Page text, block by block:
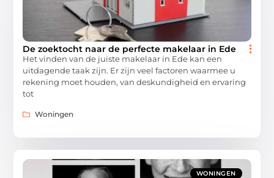
De zoektocht naar de perfecte makelaar in Ede
Het vinden van de juiste makelaar in Ede kan een
uitdagende taak zijn. Er zijn veel factoren waarmee u
rekening moet houden, van deskundigheid en ervaring
tot
Woningen
WONINGEN